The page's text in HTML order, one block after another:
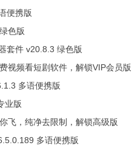
便携版
色版
套件 v20.8.3 绿色版
视频看短剧软件，解锁VIP会员版
多语便携版
业版
飞，纯净去限制，解锁高级版
多语便携版